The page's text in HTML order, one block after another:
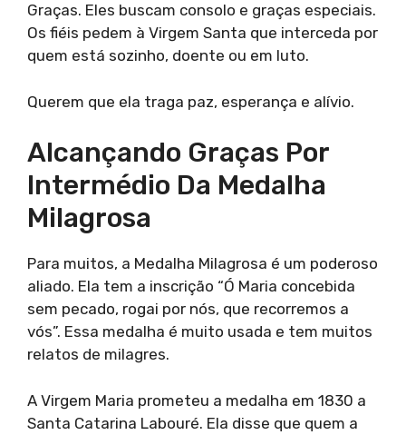
Graças. Eles buscam consolo e graças especiais.
Os fiéis pedem à Virgem Santa que interceda por
quem está sozinho, doente ou em luto.
Querem que ela traga paz, esperança e alívio.
Alcançando Graças Por
Intermédio Da Medalha
Milagrosa
Para muitos, a Medalha Milagrosa é um poderoso
aliado. Ela tem a inscrição “Ó Maria concebida
sem pecado, rogai por nós, que recorremos a
vós”. Essa medalha é muito usada e tem muitos
relatos de milagres.
A Virgem Maria prometeu a medalha em 1830 a
Santa Catarina Labouré. Ela disse que quem a